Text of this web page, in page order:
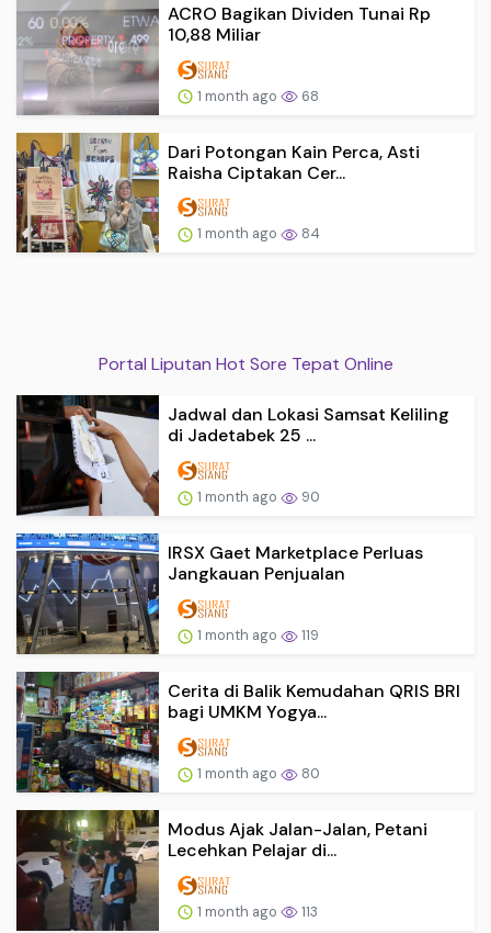
ACRO Bagikan Dividen Tunai Rp
10,88 Miliar
1 month ago 68
Dari Potongan Kain Perca, Asti
Raisha Ciptakan Cer...
1 month ago 84
Portal Liputan Hot Sore Tepat Online
Jadwal dan Lokasi Samsat Keliling
di Jadetabek 25 ...
1 month ago 90
IRSX Gaet Marketplace Perluas
Jangkauan Penjualan
1 month ago 119
Cerita di Balik Kemudahan QRIS BRI
bagi UMKM Yogya...
1 month ago 80
Modus Ajak Jalan-Jalan, Petani
Lecehkan Pelajar di...
1 month ago 113